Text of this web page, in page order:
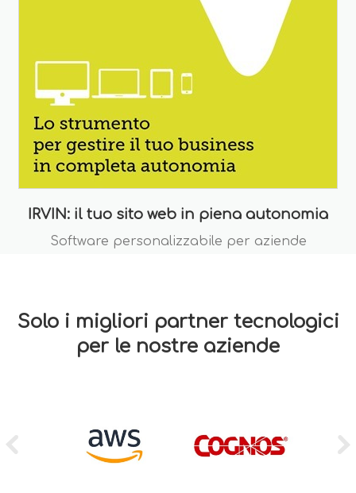
IRVIN: il tuo sito web in piena autonomia
Software personalizzabile per aziende
Solo i migliori partner tecnologici
per le nostre aziende